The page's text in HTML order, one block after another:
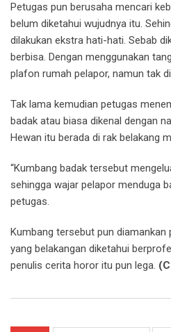
Petugas pun berusaha mencari
belum diketahui wujudnya itu.
dilakukan ekstra hati-hati. Sebab
berbisa. Dengan menggunakan
plafon rumah pelapor, namun tak
Tak lama kemudian petugas
badak atau biasa dikenal dengan
Hewan itu berada di rak belakang
“Kumbang badak tersebut
sehingga wajar pelapor menduga
petugas.
Kumbang tersebut pun
yang belakangan diketahui
penulis cerita horor itu pun lega.